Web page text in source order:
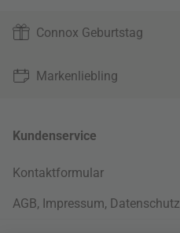
Connox Geburtstag
Markenliebling
Kundenservice
Kontaktformular
AGB, Impressum, Datenschutz